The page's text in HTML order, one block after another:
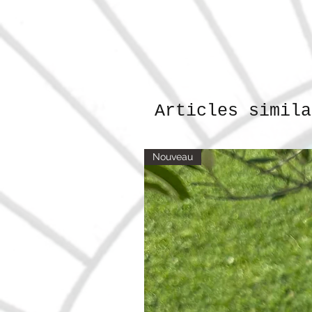
Articles
Nouveau